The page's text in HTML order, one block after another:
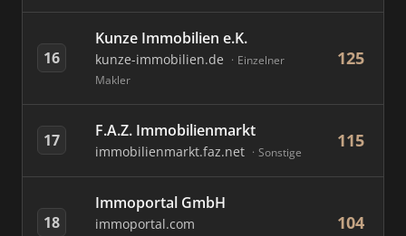
16
Kunze Immobilien e.K.
kunze-immobilien.de
Einzelner
Makler
125
17 F.A.Z. Immobilienmarkt
immobilienmarkt.faz.net Sonstige
115
18
Immoportal GmbH
immoportal.com 104